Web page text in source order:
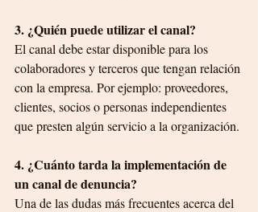
3. ¿Quién puede utilizar el canal?
El canal debe estar disponible para los
colaboradores y terceros que tengan relación
con la empresa. Por ejemplo: proveedores,
clientes, socios o personas independientes
que presten algún servicio a la organización.
4. ¿Cuánto tarda la implementación de
un canal de denuncia?
Una de las dudas más frecuentes acerca del